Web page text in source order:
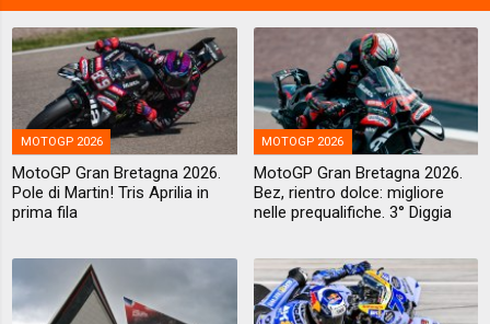
MOTOGP 2026
MotoGP Gran Bretagna 2026.
Pole di Martin! Tris Aprilia in
prima fila
MOTOGP 2026
MotoGP Gran Bretagna 2026.
Bez, rientro dolce: migliore
nelle prequalifiche. 3° Diggia